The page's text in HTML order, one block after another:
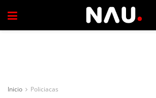
Inicio Policiacas